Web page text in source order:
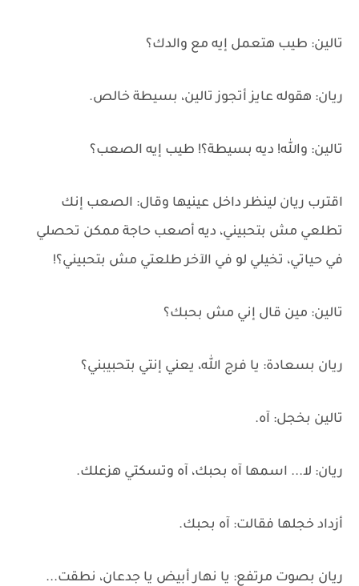
تالين: طيب هتعمل إيه مع والدك؟
ريان: هقوله عايز أتجوز تالين، بسيطة خالص.
تالين: والله! ديه بسيطة؟! طيب إيه الصعب؟
اقترب ريان لينظر داخل عينيها وقال: الصعب إنك
تطلعي مش بتحبيني، ديه أصعب حاجة ممكن تحصلي
في حياتي، تخيلي لو في الآخر طلعتي مش بتحبيني؟!
تالين: مين قال إني مش بحبك؟
ريان بسعادة: يا فرج الله، يعني إنتي بتحبيبني؟
تالين بخجل: آه.
ريان: لا... اسمها آه بحبك، آه وتسكتي هزعلك.
أزداد خجلها فقالت: آه بحبك.
ريان بصوت مرتفع: يا نهار أبيض يا جدعان، نطقت...